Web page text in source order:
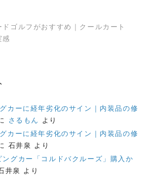
ゴルフがおすすめ｜クールカート
感
カーに経年劣化のサイン｜内装品の修
さるもん より
カーに経年劣化のサイン｜内装品の修
石井泉 より
グカー「コルドバクルーズ」購入か
井泉 より